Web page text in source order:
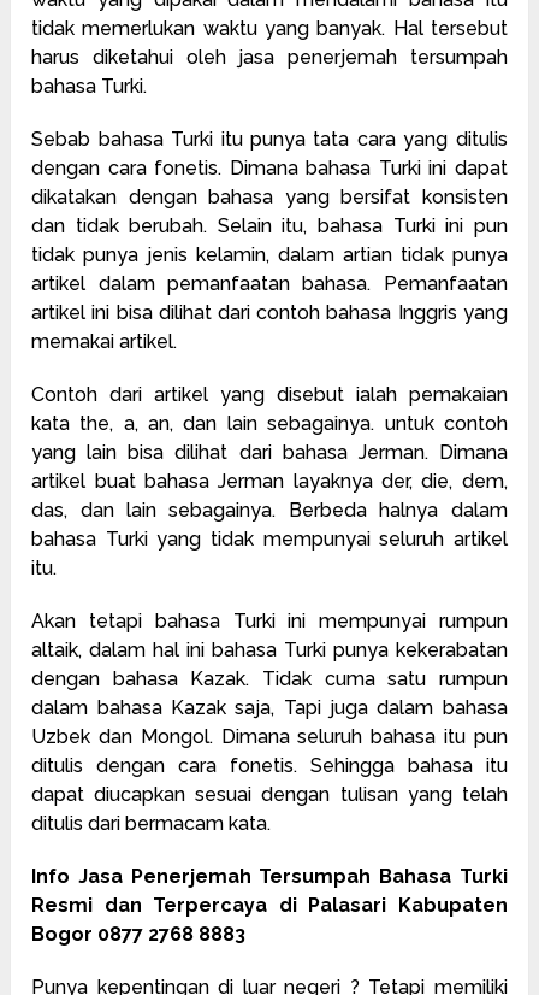
tidak memerlukan waktu yang banyak. Hal tersebut
harus diketahui oleh jasa penerjemah tersumpah
bahasa Turki.
Sebab bahasa Turki itu punya tata cara yang ditulis
dengan cara fonetis. Dimana bahasa Turki ini dapat
dikatakan dengan bahasa yang bersifat konsisten
dan tidak berubah. Selain itu, bahasa Turki ini pun
tidak punya jenis kelamin, dalam artian tidak punya
artikel dalam pemanfaatan bahasa. Pemanfaatan
artikel ini bisa dilihat dari contoh bahasa Inggris yang
memakai artikel.
Contoh dari artikel yang disebut ialah pemakaian
kata the, a, an, dan lain sebagainya. untuk contoh
yang lain bisa dilihat dari bahasa Jerman. Dimana
artikel buat bahasa Jerman layaknya der, die, dem,
das, dan lain sebagainya. Berbeda halnya dalam
bahasa Turki yang tidak mempunyai seluruh artikel
itu.
Akan tetapi bahasa Turkiini mempunyai rumpun
altaik, dalam hal ini bahasa Turki punya kekerabatan
dengan bahasa Kazak. Tidak cuma satu rumpun
dalam bahasa Kazak saja, Tapi juga dalam bahasa
Uzbek dan Mongol. Dimana seluruh bahasa itu pun
ditulis dengan cara fonetis. Sehingga bahasa itu
dapat diucapkan sesuai dengan tulisan yang telah
ditulis dari bermacam kata.
Info Jasa Penerjemah Tersumpah Bahasa Turki
Resmi dan Terpercaya di Palasari Kabupaten
Bogor 0877 2768 8883
Punya kepentingan di luar negeri ? Tetapi memiliki